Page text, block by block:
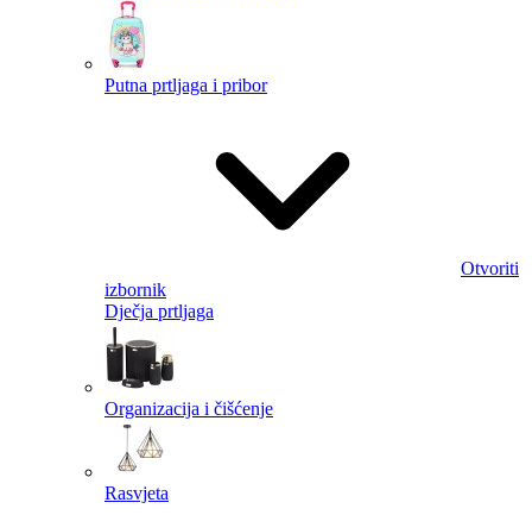
Putna prtljaga i pribor
Otvoriti
izbornik
Dječja prtljaga
Organizacija i čišćenje
Rasvjeta